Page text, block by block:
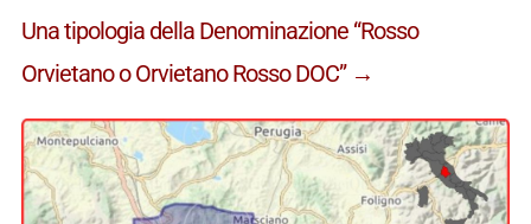
Una tipologia della Denominazione “Rosso
Orvietano o Orvietano Rosso DOC” →